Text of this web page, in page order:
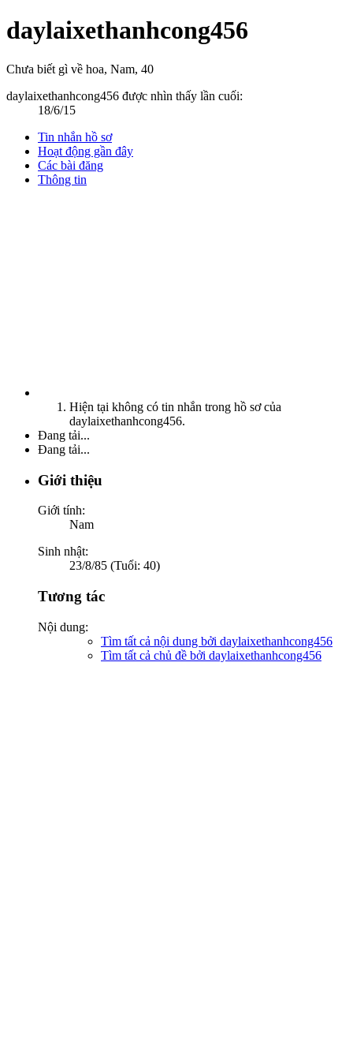
daylaixethanhcong456
Chưa biết gì về hoa, Nam, 40
daylaixethanhcong456 được nhìn thấy lần cuối:
18/6/15
Tin nhắn hồ sơ
Hoạt động gần đây
Các bài đăng
Thông tin
Hiện tại không có tin nhắn trong hồ sơ của
daylaixethanhcong456.
Đang tải...
Đang tải...
Giới thiệu
Giới tính:
Nam
Sinh nhật:
23/8/85 (Tuổi: 40)
Tương tác
Nội dung:
Tìm tất cả nội dung bởi daylaixethanhcong456
Tìm tất cả chủ đề bởi daylaixethanhcong456